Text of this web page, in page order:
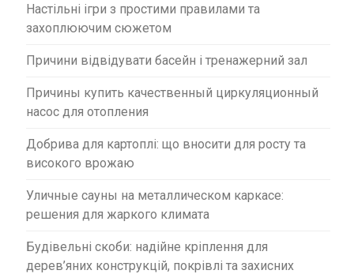
Настільні ігри з простими правилами та
захоплюючим сюжетом
Причини відвідувати басейн і тренажерний зал
Причины купить качественный циркуляционный
насос для отопления
Добрива для картоплі: що вносити для росту та
високого врожаю
Уличные сауны на металлическом каркасе:
решения для жаркого климата
Будівельні скоби: надійне кріплення для
дерев’яних конструкцій, покрівлі та захисних